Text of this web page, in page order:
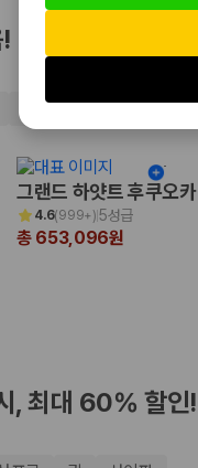
태국
그랜드 하얏트 후쿠오카
4.6(999+)5성급
총 653,096원
, 최대 60% 할인!